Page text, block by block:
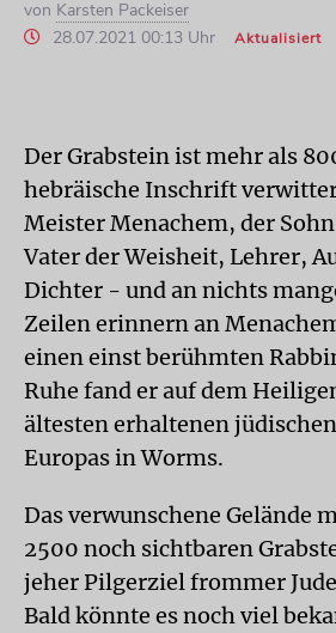
von Karsten Packeiser
28.07.2021 00:13 Uhr
Aktualisiert
Der Grabstein ist mehr als
hebräische Inschrift
Meister Menachem, der Sohn
Vater der Weisheit, Lehrer,
Dichter - und an nichts
Zeilen erinnern an
einen einst berühmten
Ruhe fand er auf dem
ältesten erhaltenen
Europas in Worms.
Das verwunschene Gelände
2500 noch sichtbaren
jeher Pilgerziel frommer
Bald könnte es noch viel